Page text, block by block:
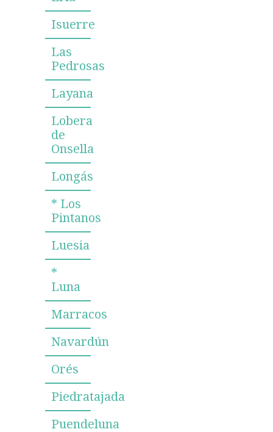
Isuerre
Las
Pedrosas
Layana
Lobera
de
Onsella
Longás
* Los
Pintanos
Luesia
*
Luna
Marracos
Navardún
Orés
Piedratajada
Puendeluna